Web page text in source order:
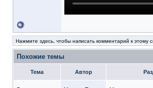
Нажмите здесь, чтобы написать комментарий к этому
Похожие темы
Тема Автор